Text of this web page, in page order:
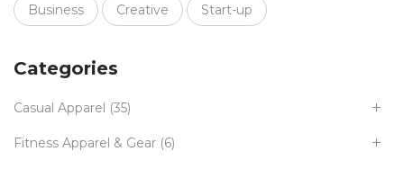
Business Creative Start-up
Categories
Casual Apparel (35)
Fitness Apparel & Gear (6)